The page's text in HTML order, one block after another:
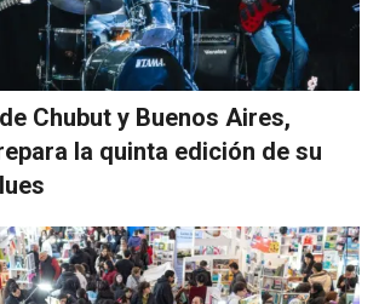
Chubut y Buenos Aires,
la quinta edición de su